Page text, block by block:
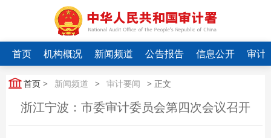
首页 机构概况 新闻频道 公告报告 信息公开 审计
首页 > 新闻频道 > 审计要闻 > 正文
浙江宁波：市委审计委员会第四次会议召开